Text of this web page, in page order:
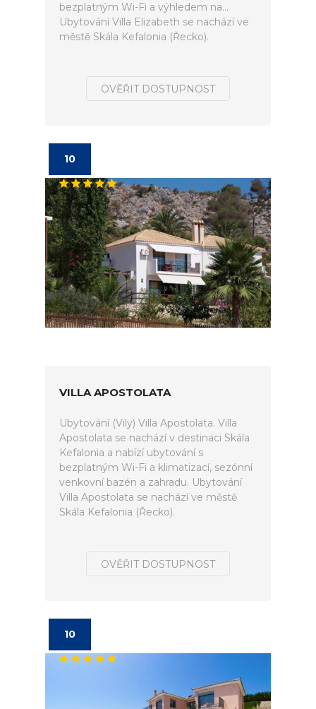
bezplatným Wi-Fi a výhledem na...
Ubytování Villa Elizabeth se nachází ve
městě Skála Kefalonia (Řecko).
OVĚŘIT DOSTUPNOST
10
VILLA APOSTOLATA
Ubytování (Vily) Villa Apostolata. Villa
Apostolata se nachází v destinaci Skála
Kefalonia a nabízí ubytování s
bezplatným Wi-Fi a klimatizací, sezónní
venkovní bazén a zahradu. Ubytování
Villa Apostolata se nachází ve městě
Skála Kefalonia (Řecko).
OVĚŘIT DOSTUPNOST
10